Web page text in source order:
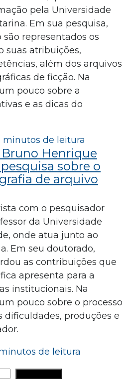
pela Universidade
Em sua pesquisa,
representados os
suas atribuições,
além dos arquivos
de ficção. Na
pouco sobre a
e as dicas do
minutos de leitura
Henrique
sobre o
de arquivo
com o pesquisador
da Universidade
onde atua junto ao
Em seu doutorado,
as contribuições que
apresenta para a
institucionais. Na
pouco sobre o processo
dificuldades, produções e
minutos de leitura